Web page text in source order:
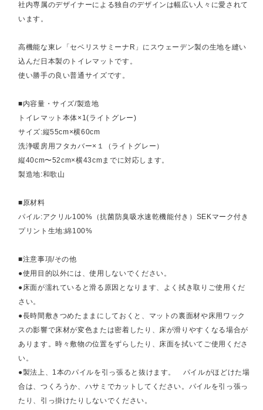
社内専属のデザイナーによる独自のデザインは幅広い人々に愛されて
います。
高機能な東レ「セベリスサミーナR」にスウェーデン製の生地を縫い
込んだ日本製のトイレマットです。
使い勝手の良い普通サイズです。
■内容量・サイズ/製造地
トイレマット本体×1(ライトグレー)
サイズ:縦55cm×横60cm
洗浄暖房用フタカバー×１（ライトグレー）
縦40cm〜52cm×横43cmまでに対応します。
製造地:和歌山
■原材料
パイル:アクリル100%（抗菌防臭吸水速乾機能付き）SEKマーク付き
プリント生地:綿100%
■注意事項/その他
●使用目的以外には、使用しないでください。
●床面が濡れていると滑る原因となります、よく拭き取りご使用くだ
さい。
●長時間敷きつめたままにしておくと、マットの裏面材や床用ワック
スの影響で床材が変色または密着したり、床が滑りやすくなる場合が
あります。時々敷物の位置をずらしたり、床面を拭いてご使用くださ
い。
●製法上、1本のパイルを引っ張ると抜けます。 パイルがほどけた場
合は、つくろうか、ハサミでカットしてください。パイルを引っ張っ
たり、引っ掛けたりしないでください。